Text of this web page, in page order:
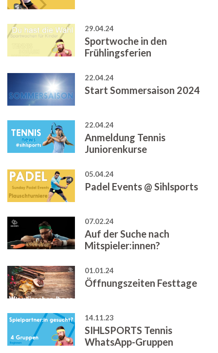
29.04.24
Sportwoche in den
Frühlingsferien
22.04.24
Start Sommersaison 2024
22.04.24
Anmeldung Tennis
Juniorenkurse
05.04.24
Padel Events @ Sihlsports
07.02.24
Auf der Suche nach
Mitspieler:innen?
01.01.24
Öffnungszeiten Festtage
14.11.23
SIHLSPORTS Tennis
WhatsApp-Gruppen